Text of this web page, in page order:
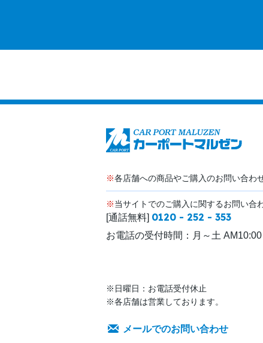
※各店舗への商品やご購入のお問い合わ
※当サイトでのご購入に関するお問い合
[通話無料] 0120 - 252 - 353
お電話の受付時間： 月～土
※日曜日：お電話受付休止
※各店舗は営業しております。
メールでのお問い合わせ